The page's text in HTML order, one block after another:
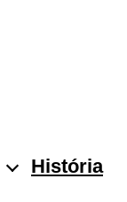
História